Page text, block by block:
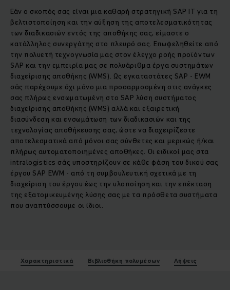
Εάν ο σκοπός σας είναι μια καθαρή στρατηγική SAP IT για τη
βελτιστοποίηση και την αύξηση της αποτελεσματικότητας
των διαδικασιών εντός της αποθήκης σας, είμαστε ο
κατάλληλος συνεργάτης στο πλευρό σας. Επωφεληθείτε από
την πολυετή τεχνογνωσία μας στον έλεγχο ροής προϊόντων
SAP και την εμπειρία μας σε πολυάριθμα έργα συστημάτων
διαχείρισης αποθήκης (WMS). Ως εγκαταστάτες SAP - EWM
σάς παρέχουμε όχι μόνο μια προσαρμοσμένη στις ανάγκες
σας πλήρως ενσωματωμένη στο SAP λύση συστήματος
διαχείρισης αποθήκης (WMS) αλλά και εξαιρετική
διασύνδεση και ενσωμάτωση των διαδικασιών και της
τεχνολογίας αποθήκευσης σας, ώστε να διαχειρίζεστε
αποτελεσματικά από μόνοι σας σύνθετες και μερικώς ή/και
πλήρως αυτοματοποιημένες αποθήκες. Οι ειδικοί μας στα
intralogistics σάς υποστηρίζουν σε κάθε φάση του δικού σας
έργου SAP EWM - από τη συμβουλευτική σχετικά με τη
διαχείριση του έργου έως την υλοποίηση και την επέκταση
της εξατομικευμένης λύσης σας με τα πρόσθετα συστήματα
που αναπτύσσουμε οι ίδιοι.
Χαρακτηριστικά Βιβλιοθήκη πολυμέσων Λήψεις